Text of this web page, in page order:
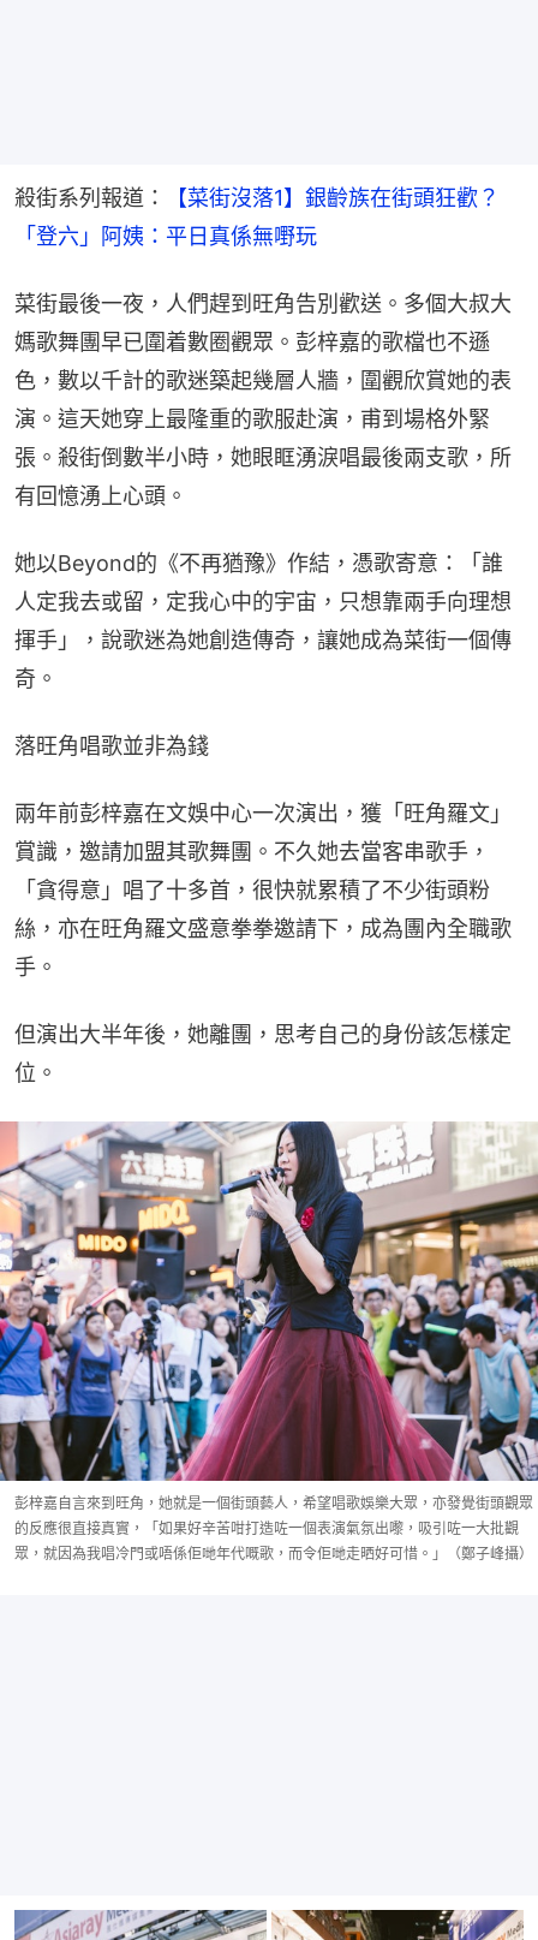
殺街系列報道：
【菜街沒落1】銀齡族在街頭狂歡？
「登六」阿姨：平日真係無嘢玩
菜街最後一夜，人們趕到旺角告別歡送。多個大叔大
媽歌舞團早已圍着數圈觀眾。彭梓嘉的歌檔也不遜
色，數以千計的歌迷築起幾層人牆，圍觀欣賞她的表
演。這天她穿上最隆重的歌服赴演，甫到場格外緊
張。殺街倒數半小時，她眼眶湧淚唱最後兩支歌，所
有回憶湧上心頭。
她以Beyond的《不再猶豫》作結，憑歌寄意：「誰
人定我去或留，定我心中的宇宙，只想靠兩手向理想
揮手」，說歌迷為她創造傳奇，讓她成為菜街一個傳
奇。
落旺角唱歌並非為錢
兩年前彭梓嘉在文娛中心一次演出，獲「旺角羅文」
賞識，邀請加盟其歌舞團。不久她去當客串歌手，
「貪得意」唱了十多首，很快就累積了不少街頭粉
絲，亦在旺角羅文盛意拳拳邀請下，成為團內全職歌
手。
但演出大半年後，她離團，思考自己的身份該怎樣定
位。
彭梓嘉自言來到旺角，她就是一個街頭藝人，希望唱歌娛樂大眾，亦發覺街頭觀眾
的反應很直接真實，「如果好辛苦咁打造咗一個表演氣氛出嚟，吸引咗一大批觀
眾，就因為我唱冷門或唔係佢哋年代嘅歌，而令佢哋走晒好可惜。」（鄭子峰攝）